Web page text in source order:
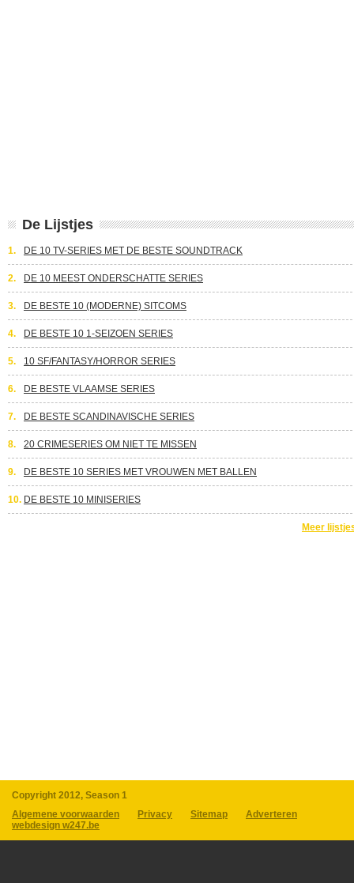
De Lijstjes
1. DE 10 TV-SERIES MET DE BESTE SOUNDTRACK
2. DE 10 MEEST ONDERSCHATTE SERIES
3. DE BESTE 10 (MODERNE) SITCOMS
4. DE BESTE 10 1-SEIZOEN SERIES
5. 10 SF/FANTASY/HORROR SERIES
6. DE BESTE VLAAMSE SERIES
7. DE BESTE SCANDINAVISCHE SERIES
8. 20 CRIMESERIES OM NIET TE MISSEN
9. DE BESTE 10 SERIES MET VROUWEN MET BALLEN
10. DE BESTE 10 MINISERIES
Meer
Copyright 2012, Season 1
Algemene voorwaarden
Privacy Sitemap
Adverteren
webdesign w247.be